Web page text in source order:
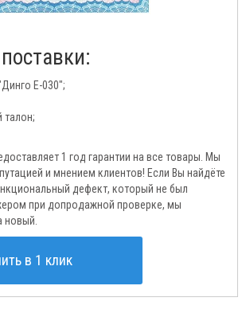
Е-030";
талон;
1 год гарантии на все товары. Мы
и мнением клиентов! Если Вы найдёте
дефект, который не был
при допродажной проверке, мы
новый.
в 1 клик